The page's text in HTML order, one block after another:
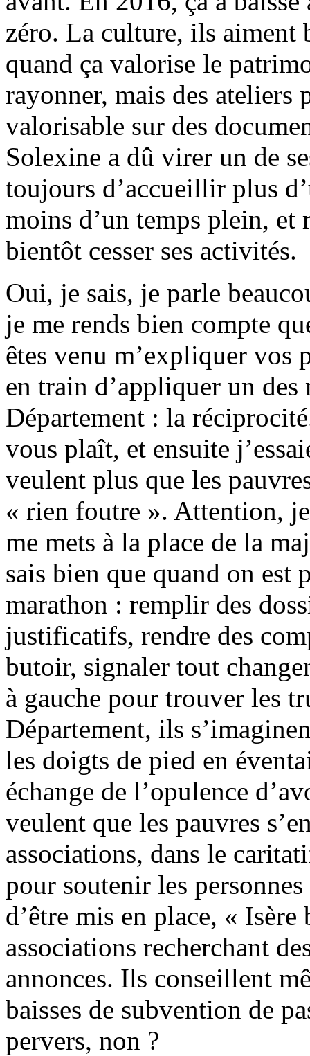
zéro. La culture, ils aiment
quand ça valorise le
rayonner, mais des ateliers
valorisable sur des
Solexine a dû virer un de
toujours d’accueillir plus
moins d’un temps plein, et
bientôt cesser ses activités.
Oui, je sais, je parle
je me rends bien compte
êtes venu m’expliquer vos
en train d’appliquer un
Département : la
vous plaît, et ensuite
veulent plus que les
« rien foutre ». Attention,
me mets à la place de la
sais bien que quand on est
marathon : remplir des
justificatifs, rendre des
butoir, signaler tout
à gauche pour trouver les
Département, ils
les doigts de pied en
échange de l’opulence
veulent que les pauvres
associations, dans le
pour soutenir les
d’être mis en place, «
associations recherchant
annonces. Ils conseillent
baisses de subvention de
pervers, non ?